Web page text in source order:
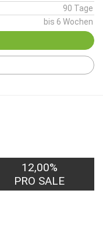
90 Tage
bis 6 Wochen
12,00%
PRO SALE